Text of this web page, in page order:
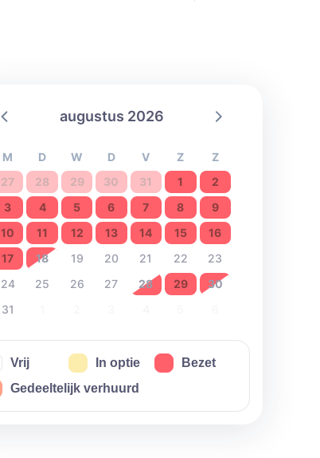
augustus 2026
M D W D V Z
Z
27
28 29 30 31 1
2
3
4 5 6 7 8
9
10
11 12 13 14 15
16
17
18 19 20 21 22
23
24
25 26 27 28 29
30
31
Vrij In optie
Bezet
Gedeeltelijk verhuurd